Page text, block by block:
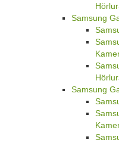
Samsung
Samsung